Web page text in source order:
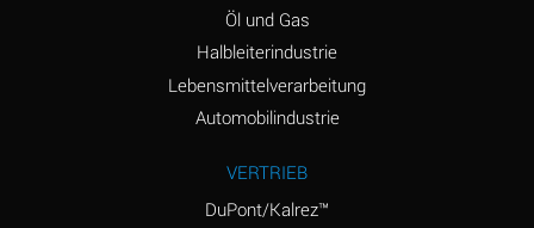
Amyl Acetate (Banana
Amyl Alcohol
A
Chloronapthalene
Öl und Gas
Halbleiterindustrie
Lebensmittelverarbeitung
Automobilindustrie
VERTRIEB
DuPont/Kalrez™